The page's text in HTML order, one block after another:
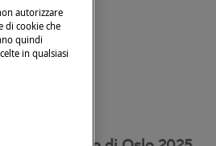
autorizzare
di cookie che
quindi
in qualsiasi